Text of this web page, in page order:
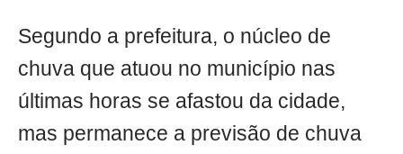
Segundo a prefeitura, o núcleo de
chuva que atuou no município nas
últimas horas se afastou da cidade,
mas permanece a previsão de chuva